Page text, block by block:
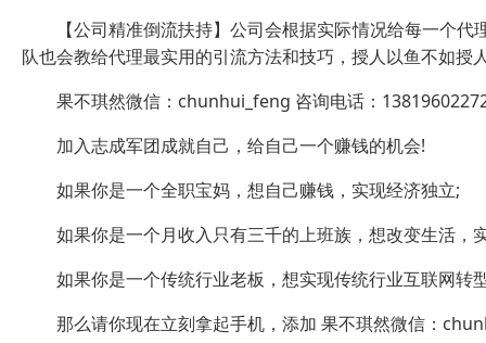
【公司精准倒流扶持】公司会根据实际情况给每一个代
队也会教给代理最实用的引流方法和技巧，授人以鱼不如
果不琪然微信：chunhui_feng 咨询电话：
加入志成军团成就自己，给自己一个赚钱的机会!
如果你是一个全职宝妈，想自己赚钱，实现经济独立;
如果你是一个月收入只有三千的上班族，想改变生活，
如果你是一个传统行业老板，想实现传统行业互联网转
那么请你现在立刻拿起手机，添加 果不琪然微信：